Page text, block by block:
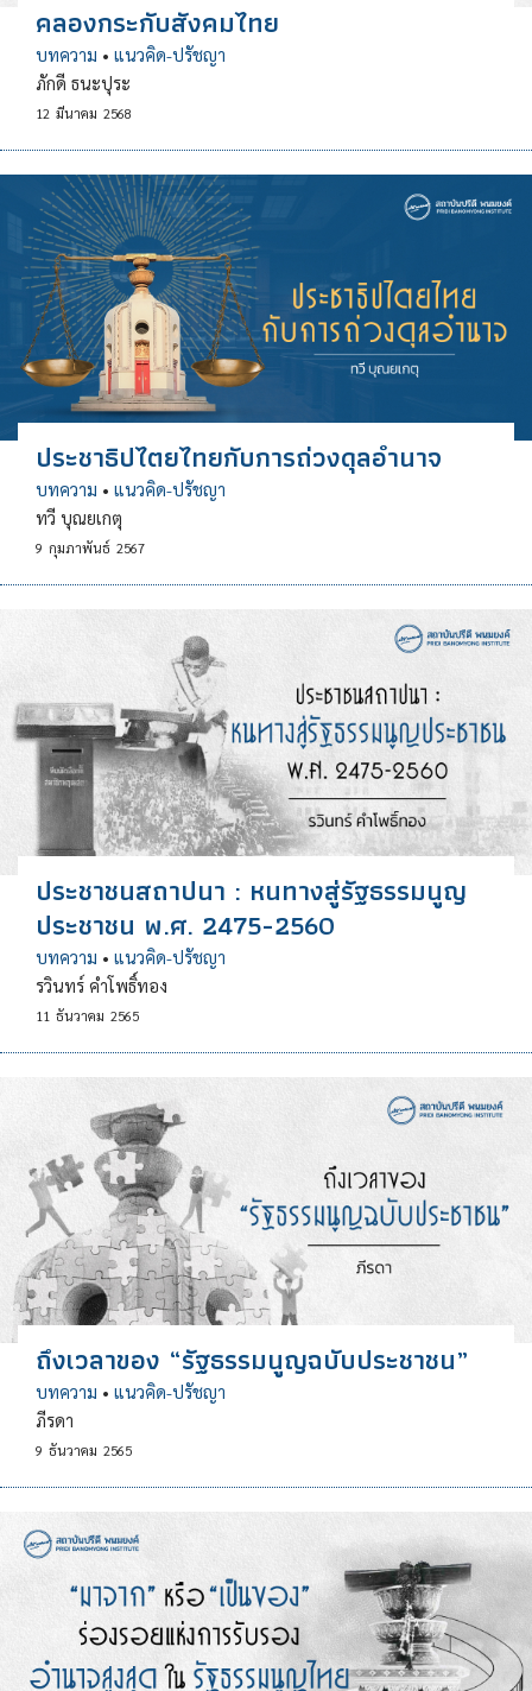
คลองกระกับสังคมไทย
บทความ • แนวคิด-ปรัชญา
ภักดี ธนะปุระ
12 มีนาคม 2568
ประชาธิปไตยไทยกับการถ่วงดุลอำนาจ
บทความ • แนวคิด-ปรัชญา
ทวี บุณยเกตุ
9 กุมภาพันธ์ 2567
ประชาชนสถาปนา : หนทางสู่รัฐธรรมนูญ
ประชาชน พ.ศ. 2475-2560
บทความ • แนวคิด-ปรัชญา
รวินทร์ คำโพธิ์ทอง
11 ธันวาคม 2565
ถึงเวลาของ “รัฐธรรมนูญฉบับประชาชน”
บทความ • แนวคิด-ปรัชญา
ภีรดา
9 ธันวาคม 2565